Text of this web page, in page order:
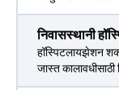
निवासस्थानी
हॉस्पिटलायझेशन
जास्त कालावधीसाठी